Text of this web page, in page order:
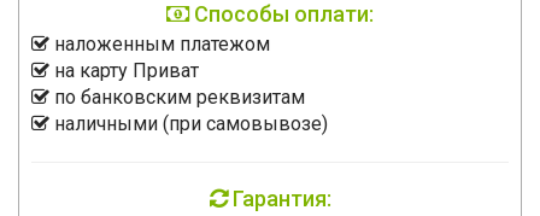
Способы оплати:
наложенным платежом
на карту Приват
по банковским реквизитам
наличными (при самовывозе)
Гарантия: